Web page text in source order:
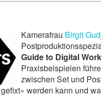
Kamerafrau Birgit
Guide to Digital
Praxisbeispielen
zwischen Set und
werden kann und